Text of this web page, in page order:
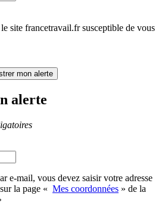
site francetravail.fr susceptible de vous
mon alerte
alerte
e-mail, vous devez saisir votre adresse
la page « Mes coordonnées » de la